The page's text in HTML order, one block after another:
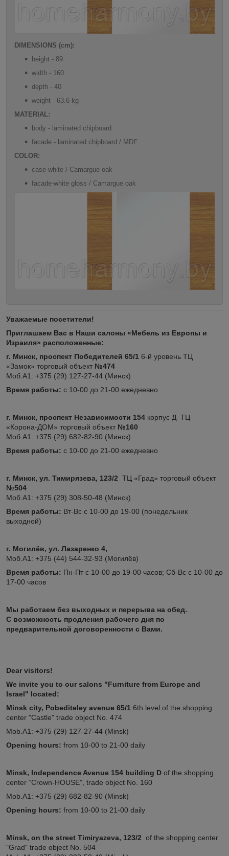
DIMENSIONS (cm):
height - 89
width - 160
depth - 40
weight - 63.6 kg
MATERIAL:
body - laminated chipboard
facade - laminated chipboard / MDF
COLOR:
case-white / Camargue oak
facade-white gloss / Camargue oak
Уважаемые посетители!
Приглашаем Вас в Наши салоны «Мебель из Европы и
Израиля» расположенные:
г. Минск, проспект Победителей 65/1 6-й уровень ТЦ
«Замок» торговый объект №474
Моб.А1: +375 (29) 127-27-44 (Минск)
Время работы: с 10-00 до 21-00 ежедневно
г. Минск, проспект Независимости 154 корпус Д ТЦ
«Корона-ДОМ» торговый объект №160
Моб.А1: +375 (29) 682-82-90 (Минск)
Время работы: с 10-00 до 21-00 ежедневно
г. Минск, ул. Тимирязева, 123/2 ТЦ «Град» торговый объект
№504
Моб.А1: +375 (29) 308-50-48 (Минск)
Время работы: Вт-Вс с 10-00 до 19-00 (понедельник
выходной)
г. Могилёв, ул. Лазаренко 4,
Моб.А1: +375 (44) 544-32-93 (Могилёв)
Время работы: Пн-Пт с 10-00 до 19-00 часов; Сб-Вс с 10-00 до
17-00 часов
Мы работаем без выходных и перерыва на обед.
С возможность продления рабочего дня по
предварительной договоренности с Вами.
Dear visitors!
We invite you to our salons "Furniture from Europe and
Israel" located:
Minsk city, Pobediteley avenue 65/1 6th level of the shopping
center "Castle" trade object No. 474
Mob.A1: +375 (29) 127-27-44 (Minsk)
Opening hours: from 10-00 to 21-00 daily
Minsk, Independence Avenue 154 building D of the shopping
center “Crown-HOUSE”, trade object No. 160
Mob.A1: +375 (29) 682-82-90 (Minsk)
Opening hours: from 10-00 to 21-00 daily
Minsk, on the street Timiryazeva, 123/2 of the shopping center
"Grad" trade object No. 504